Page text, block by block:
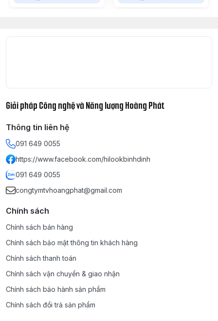
Giải pháp Công nghệ và Năng lượng Hoàng Phát
Thông tin liên hệ
091 649 0055
https://www.facebook.com/hilookbinhdinh
091 649 0055
congtymtvhoangphat@gmail.com
Chính sách
Chính sách bán hàng
Chính sách bảo mật thông tin khách hàng
Chính sách thanh toán
Chính sách vận chuyển & giao nhận
Chính sách bảo hành sản phẩm
Chính sách đổi trả sản phẩm